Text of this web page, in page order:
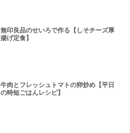
無印良品のせいろで作る【しそチーズ厚
揚げ定食】
牛肉とフレッシュトマトの卵炒め【平日
の時短ごはんレシピ】